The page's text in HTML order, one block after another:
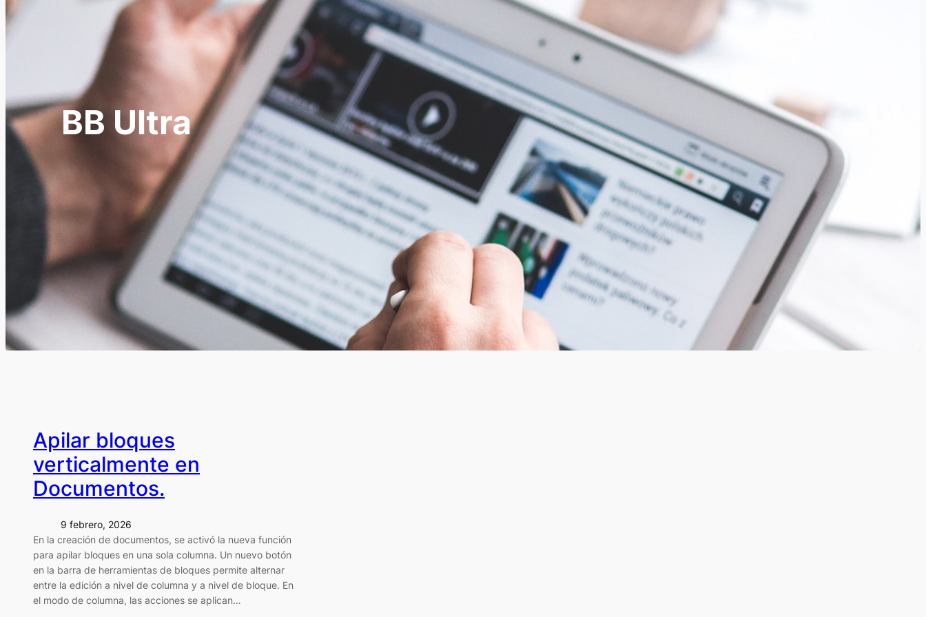
BB Ultra
Apilar bloques
verticalmente en
Documentos.
9 febrero, 2026
En la creación de documentos, se activó la nueva función
para apilar bloques en una sola columna. Un nuevo botón
en la barra de herramientas de bloques permite alternar
entre la edición a nivel de columna y a nivel de bloque. En
el modo de columna, las acciones se aplican…